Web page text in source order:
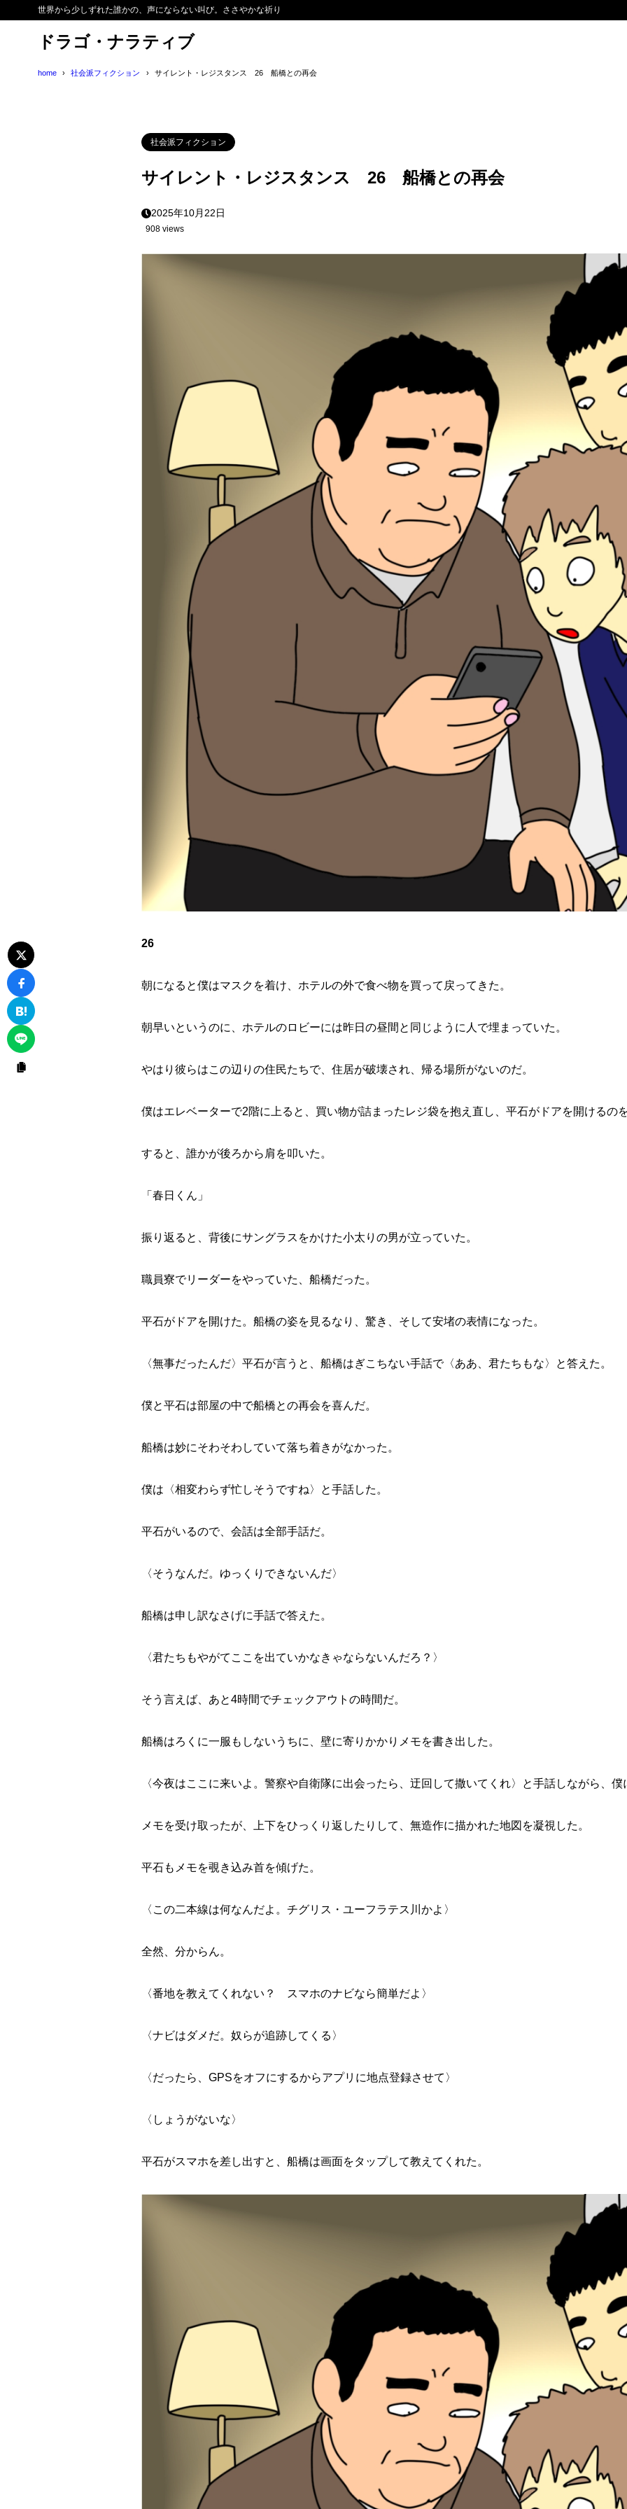
世界から少しずれた誰かの、声にならない叫び。ささやかな祈り
ドラゴ・ナラティブ
home 社会派フィクション サイレント・レジスタンス 26 船橋との再会
社会派フィクション
サイレント・レジスタンス 26 船橋との再会
2025年10月22日
908 views
26
朝になると僕はマスクを着け、ホテルの外で食べ物を買って戻ってきた。
朝早いというのに、ホテルのロビーには昨日の昼間と同じように人で埋まっていた。
やはり彼らはこの辺りの住民たちで、住居が破壊され、帰る場所がないのだ。
僕はエレベーターで2階に上ると、買い物が詰まったレジ袋を抱え直し、平石がドアを開けるのを
すると、誰かが後ろから肩を叩いた。
「春日くん」
振り返ると、背後にサングラスをかけた小太りの男が立っていた。
職員寮でリーダーをやっていた、船橋だった。
平石がドアを開けた。船橋の姿を見るなり、驚き、そして安堵の表情になった。
〈無事だったんだ〉平石が言うと、船橋はぎこちない手話で〈ああ、君たちもな〉と答えた。
僕と平石は部屋の中で船橋との再会を喜んだ。
船橋は妙にそわそわしていて落ち着きがなかった。
僕は〈相変わらず忙しそうですね〉と手話した。
平石がいるので、会話は全部手話だ。
〈そうなんだ。ゆっくりできないんだ〉
船橋は申し訳なさげに手話で答えた。
〈君たちもやがてここを出ていかなきゃならないんだろ？〉
そう言えば、あと4時間でチェックアウトの時間だ。
船橋はろくに一服もしないうちに、壁に寄りかかりメモを書き出した。
〈今夜はここに来いよ。警察や自衛隊に出会ったら、迂回して撒いてくれ〉と手話しながら、僕
メモを受け取ったが、上下をひっくり返したりして、無造作に描かれた地図を凝視した。
平石もメモを覗き込み首を傾げた。
〈この二本線は何なんだよ。チグリス・ユーフラテス川かよ〉
全然、分からん。
〈番地を教えてくれない？ スマホのナビなら簡単だよ〉
〈ナビはダメだ。奴らが追跡してくる〉
〈だったら、GPSをオフにするからアプリに地点登録させて〉
〈しょうがないな〉
平石がスマホを差し出すと、船橋は画面をタップして教えてくれた。